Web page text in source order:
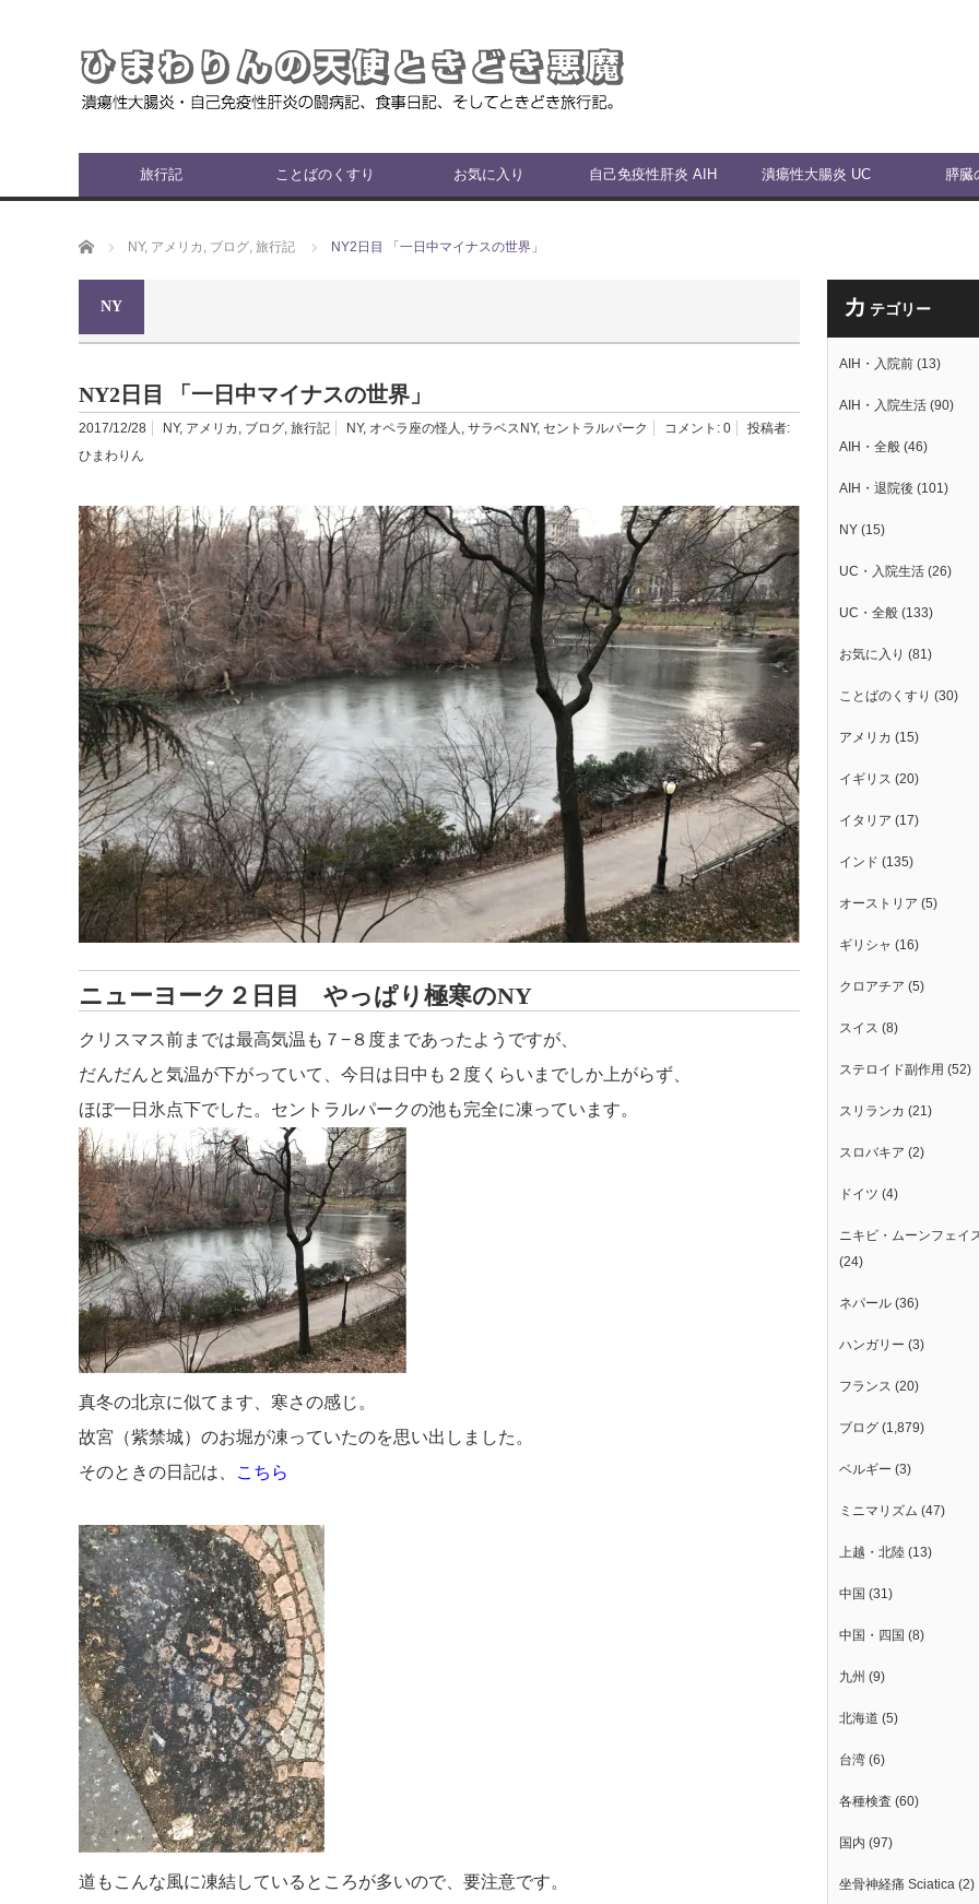
旅行記 ことばのくすり お気に入り 自己免疫性肝炎 AIH 潰瘍性大腸炎 UC 膵臓
ホーム NY, アメリカ , ブログ, 旅行記 NY2日目 「一日中マイナスの世界」
NY
NY2日目 「一日中マイナスの世界」
2017/12/28 NY, アメリカ , ブログ, 旅行記 NY, オペラ座の怪人 , サラベスNY, セントラルパーク コメント: 0
投稿者:
ひまわりん
ニューヨーク２日目 やっぱり極寒のNY
クリスマス前までは最高気温も７−８度まであったようですが、
だんだんと気温が下がっていて、今日は日中も２度くらいまでしか上がらず、
ほぼ一日氷点下でした。セントラルパークの池も完全に凍っています。
真冬の北京に似てます、寒さの感じ。
故宮（紫禁城）のお堀が凍っていたのを思い出しました。
そのときの日記は、
こちら
道もこんな風に凍結しているところが多いので、要注意です。
カ テゴリー
AIH・入院前 (13)
AIH・入院生活 (90)
AIH・全般 (46)
AIH・退院後 (101)
NY (15)
UC・入院生活 (26)
UC・全般 (133)
お気に入り (81)
ことばのくすり (30)
アメリカ (15)
イギリス (20)
イタリア (17)
インド (135)
オーストリア (5)
ギリシャ (16)
クロアチア (5)
スイス (8)
ステロイド副作用 (52)
スリランカ (21)
スロバキア (2)
ドイツ (4)
ニキビ・ムーンフェイ
(24)
ネパール (36)
ハンガリー (3)
フランス (20)
ブログ (1,879)
ベルギー (3)
ミニマリズム (47)
上越・北陸 (13)
中国 (31)
中国・四国 (8)
九州 (9)
北海道 (5)
台湾 (6)
各種検査 (60)
国内 (97)
坐骨神経痛 Sciatica (2)